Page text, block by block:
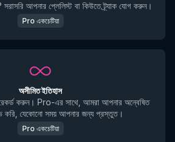
আপনার প্লেলিস্ট বা কিউতে ট্র্যাক যোগ করুন।
Pro একচেটিয়া
অসীমিত ইতিহাস
রেকর্ড করুন। Pro-এর সাথে, আমরা আপনার অন্বেষিত
করি, যেকোনো সময় আপনার জন্য প্রস্তুত।
Pro একচেটিয়া